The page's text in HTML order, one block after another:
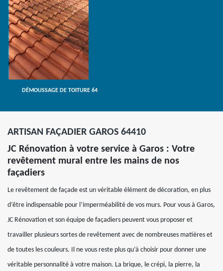
DÉMOUSSAGE DE TOITURE 64
ARTISAN FAÇADIER GAROS 64410
JC Rénovation à votre service à Garos : Votre
revêtement mural entre les mains de nos
façadiers
Le revêtement de façade est un véritable élément de décoration, en plus
d’être indispensable pour l’imperméabilité de vos murs. Pour vous à Garos,
JC Rénovation et son équipe de façadiers peuvent vous proposer et
travailler plusieurs sortes de revêtement avec de nombreuses matières et
de toutes les couleurs. Il ne vous reste plus qu’à choisir pour donner une
véritable personnalité à votre maison. La brique, le crépi, la pierre, la